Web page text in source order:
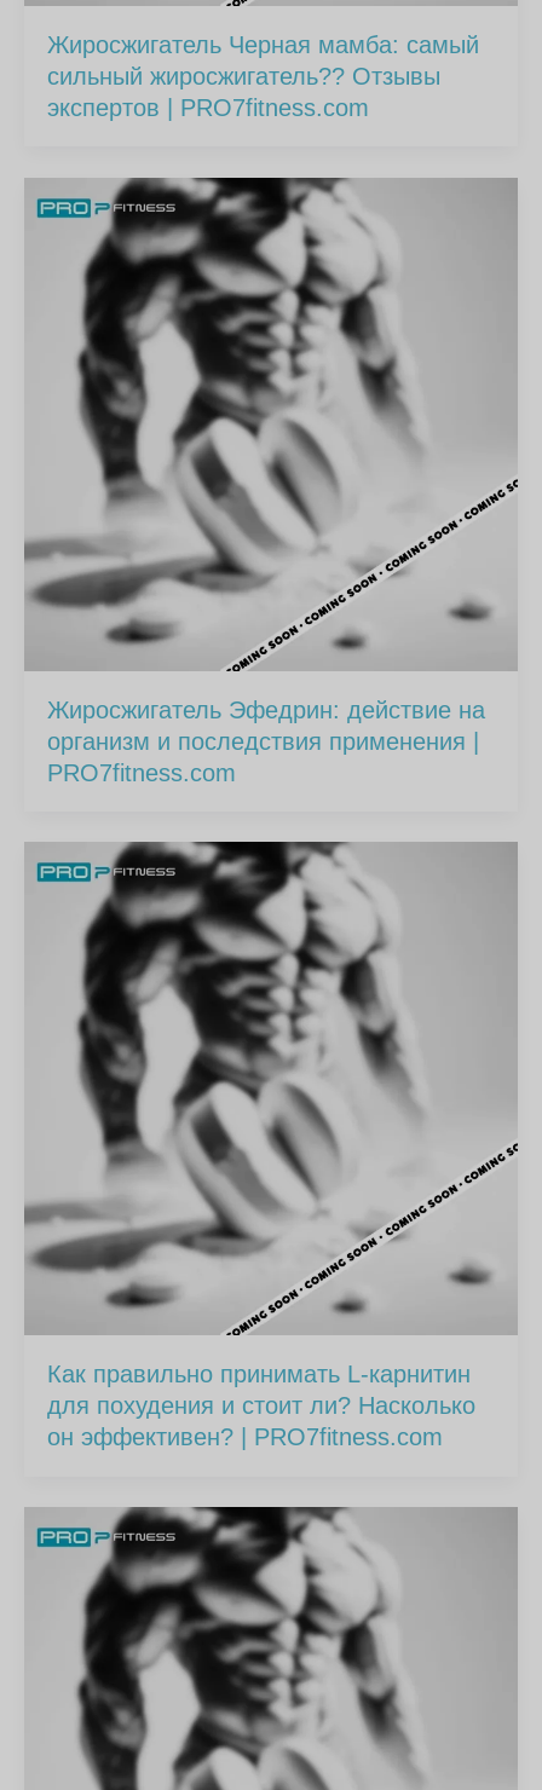
Жиросжигатель Черная мамба: самый
сильный жиросжигатель?? Отзывы
экспертов | PRO7fitness.com
Жиросжигатель Эфедрин: действие на
организм и последствия применения |
PRO7fitness.com
Как правильно принимать L-карнитин
для похудения и стоит ли? Насколько
он эффективен? | PRO7fitness.com